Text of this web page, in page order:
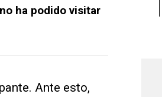
ha podido visitar
Ante esto,